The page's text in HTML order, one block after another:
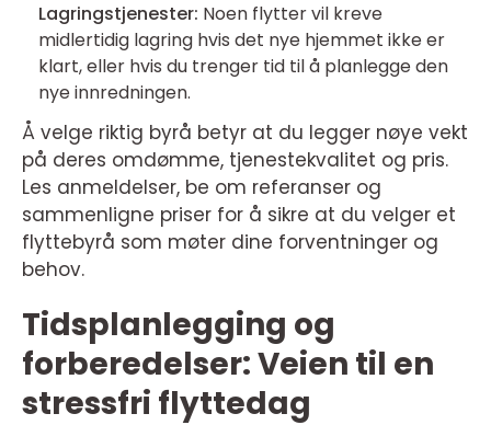
Lagringstjenester: Noen flytter vil kreve
midlertidig lagring hvis det nye hjemmet ikke er
klart, eller hvis du trenger tid til å planlegge den
nye innredningen.
Å velge riktig byrå betyr at du legger nøye vekt
på deres omdømme, tjenestekvalitet og pris.
Les anmeldelser, be om referanser og
sammenligne priser for å sikre at du velger et
flyttebyrå som møter dine forventninger og
behov.
Tidsplanlegging og
forberedelser: Veien til en
stressfri flyttedag